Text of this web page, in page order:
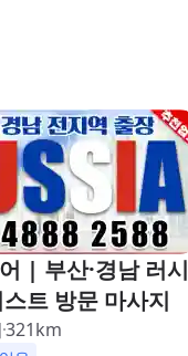
| 부산·경남 러시
트 방문 마사지
321km